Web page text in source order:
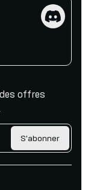
offres
S'abonner